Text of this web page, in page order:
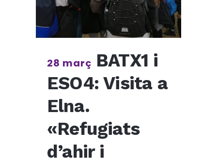
28 març BATX1 i
ESO4: Visita a
Elna.
«Refugiats
d’ahir i